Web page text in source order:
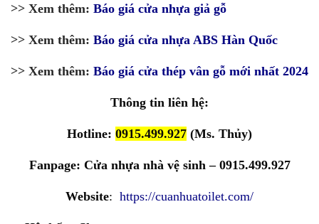
>> Xem thêm: Báo giá cửa nhựa giả gỗ
>> Xem thêm: Báo giá cửa nhựa ABS Hàn Quốc
>> Xem thêm: Báo giá cửa thép vân gỗ mới nhất 2024
Thông tin liên hệ:
Hotline: 0915.499.927 (Ms. Thủy)
Fanpage: Cửa nhựa nhà vệ sinh – 0915.499.927
Website: https://cuanhuatoilet.com/